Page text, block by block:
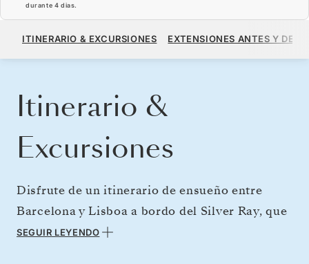
durante 4 dias.
5940 US$
ITINERARIO & EXCURSIONES EXTENSIONES ANTES Y
Itinerario &
Excursiones
Disfrute de un itinerario de ensueño entre
Barcelona y Lisboa a bordo del Silver Ray, que
surcará el Mediterráneo con un estilo
SEGUIR LEYENDO